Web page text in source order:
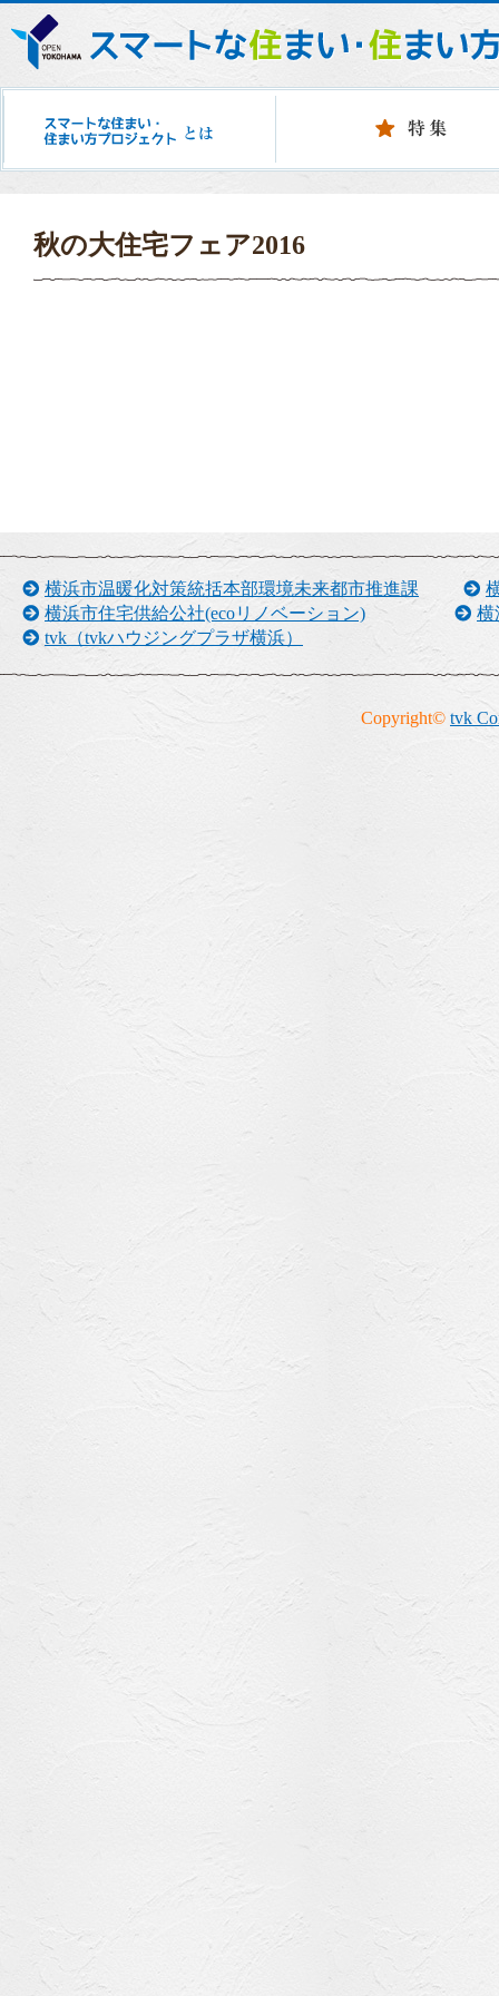
秋の大住宅フェア2016
横浜市温暖化対策統括本部環境未来都市推進課
横浜市住宅供給公社(ecoリノベーション)
横
tvk （tvkハウジングプラザ横浜）
Copyright© tvk